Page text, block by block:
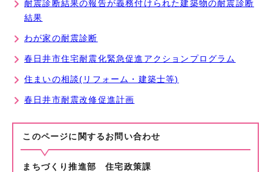
耐震診断結果の報告が義務付けられた建築物の耐震診断
結果
わが家の耐震診断
春日井市住宅耐震化緊急促進アクションプログラム
住まいの相談(リフォーム・建築士等)
春日井市耐震改修促進計画
このページに関する お問い合わせ
まちづくり推進部 住宅政策課